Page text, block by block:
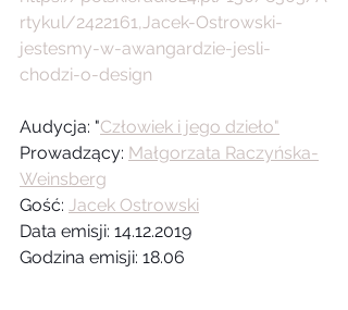
rtykul/2422161,Jacek-Ostrowski-
jestesmy-w-awangardzie-jesli-
chodzi-o-design
Audycja: "Człowiek i jego dzieło"
Prowadzący: Małgorzata Raczyńska-
Weinsberg
Gość: Jacek Ostrowski
Data emisji: 14.12.2019
Godzina emisji: 18.06